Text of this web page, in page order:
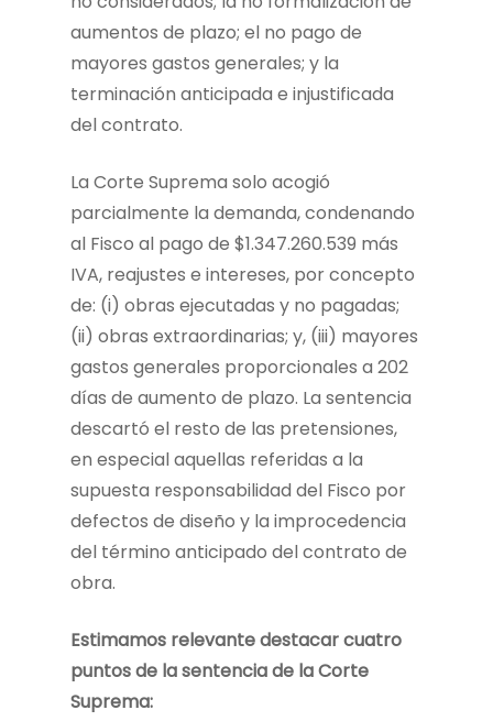
aumentos de plazo; el no pago de
mayores gastos generales; y la
terminación anticipada e injustificada
del contrato.
La Corte Suprema solo acogió
parcialmente la demanda, condenando
al Fisco al pago de $1.347.260.539 más
IVA, reajustes e intereses, por concepto
de: (i) obras ejecutadas y no pagadas;
(ii) obras extraordinarias; y, (iii) mayores
gastos generales proporcionales a 202
días de aumento de plazo. La sentencia
descartó el resto de las pretensiones,
en especial aquellas referidas a la
supuesta responsabilidad del Fisco por
defectos de diseño y la improcedencia
del término anticipado del contrato de
obra.
Estimamos relevante destacar cuatro
puntos de la sentencia de la Corte
Suprema: